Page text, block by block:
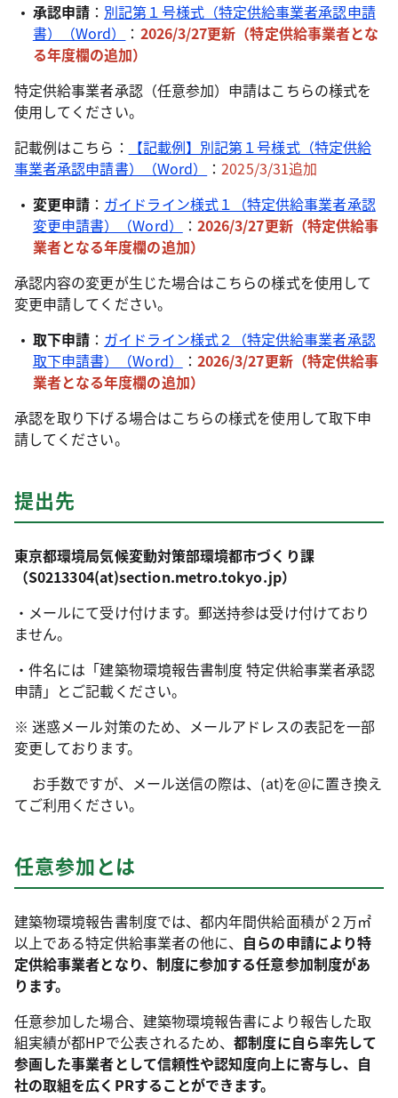
承認申請 ： 別記第１号様式（特定供給事業者承認申請
書）（Word）
： 2026/3/27更新（特定供給事業者とな
る年度欄の追加）
特定供給事業者承認（任意参加）申請はこちらの様式を
使用してください。
記載例はこちら：
【記載例】別記第１号様式（特定供給
事業者承認申請書）（Word）
：2025/3/31追加
変更申請 ： ガイドライン様式１（特定供給事業者承認
変更申請書）（Word）
： 2026/3/27更新（特定供給事
業者となる年度欄の追加）
承認内容の変更が生じた場合はこちらの様式を使用して
変更申請してください。
取下申請 ： ガイドライン様式２（特定供給事業者承認
取下申請書）（Word）
： 2026/3/27更新（特定供給事
業者となる年度欄の追加）
承認を取り下げる場合はこちらの様式を使用して取下申
請してください。
提出先
東京都環境局気候変動対策部環境都市づくり課
（S0213304(at)section.metro.tokyo.jp）
・メールにて受け付けます。郵送持参は受け付けており
ません。
・件名には「建築物環境報告書制度 特定供給事業者承認
申請」とご記載ください。
※ 迷惑メール対策のため、メールアドレスの表記を一部
変更しております。
お手数ですが、メール送信の際は、(at)を@に置き換え
てご利用ください。
任意参加とは
建築物環境報告書制度では、都内年間供給面積が２万㎡
以上である特定供給事業者の他に、 自らの申請により特
定供給事業者となり、制度に参加する任意参加制度があ
ります。
任意参加した場合、建築物環境報告書により報告した取
組実績が都HPで公表されるため、都制度に自ら率先して
参画した事業者として信頼性や認知度向上に寄与し、自
社の取組を広くPRすることができます。